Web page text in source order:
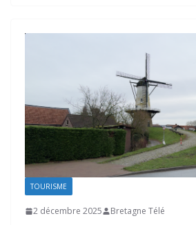
TOURISME
2 décembre 2025 Bretagne Télé